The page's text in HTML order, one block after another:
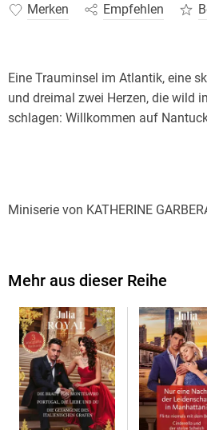
Merken Empfehlen
Eine Trauminsel im Atlantik, eine
und dreimal zwei Herzen, die wild
schlagen: Willkommen auf
Miniserie von KATHERINE
Auf einer Strandhochzeit trifft
eins: noch einmal heiße
erleben! Aber Gefühle lässt der
zu. Als er in Schwierigkeiten gerät,
ausgerechnet ihr an. Empfindet er
Mehr aus dieser Reihe